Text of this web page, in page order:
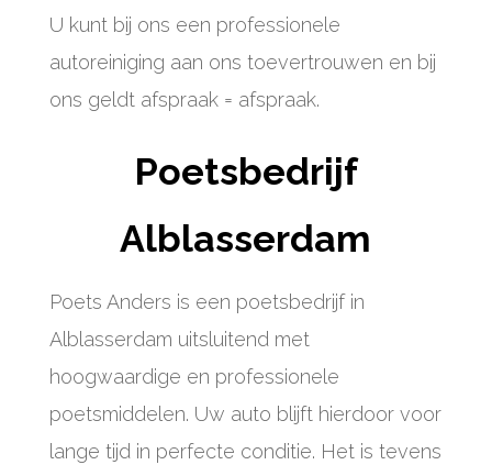
U kunt bij ons een professionele
autoreiniging aan ons toevertrouwen en bij
ons geldt afspraak = afspraak.
Poetsbedrijf
Alblasserdam
Poets Anders is een poetsbedrijf in
Alblasserdam uitsluitend met
hoogwaardige en professionele
poetsmiddelen. Uw auto blijft hierdoor voor
lange tijd in perfecte conditie. Het is tevens